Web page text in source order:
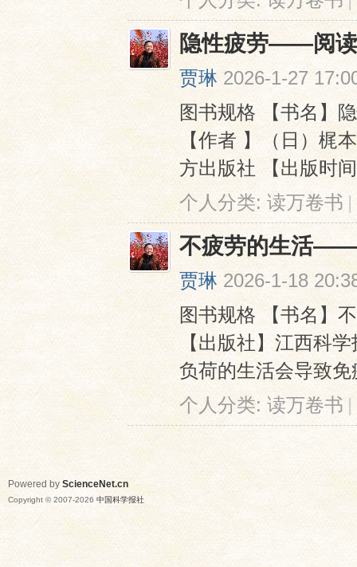
隐性疲劳——阅
贾琳 2026-1-27
图书规格 【书名】
【作者 】（日）梶
方出版社 【出版时
个人分类: 读万卷书 |
不疲劳的生活
贾琳 2026-1-18
图书规格 【书名】
【出版社】江西科
负荷的生活会导致
个人分类: 读万卷书 |
Powered by ScienceNet.cn
Copyright © 2007-2026 中国科学报社